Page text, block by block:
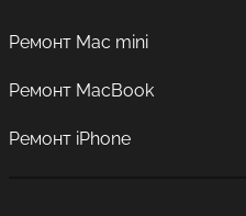
Ремонт Mac mini
Ремонт MacBook
Ремонт iPhone